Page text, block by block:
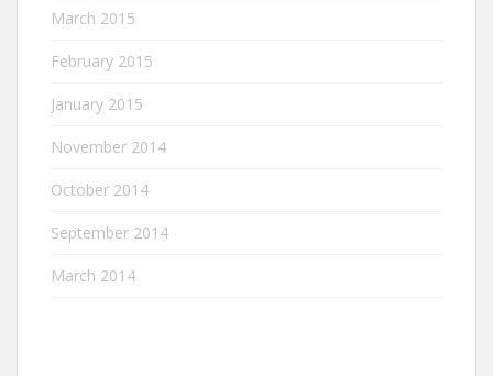
March 2015
February 2015
January 2015
November 2014
October 2014
September 2014
March 2014